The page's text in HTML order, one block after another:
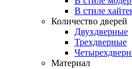
В стиле
Количество дверей
Двухдверные
Трехдверные
Материал